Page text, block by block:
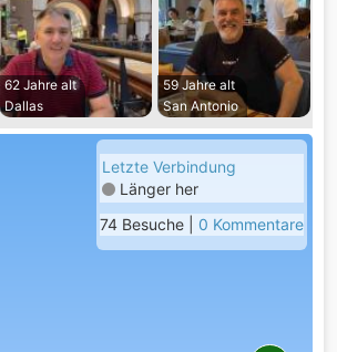
62 Jahre alt
Dallas
59 Jahre alt
San Antonio
Letzte Verbindung
Länger her
74 Besuche | 0 Kommentare